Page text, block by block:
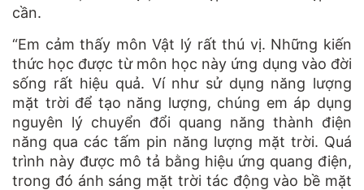
cần.
“Em cảm thấy môn Vật lý rất thú vị. Những kiến
thức học được từ môn học này ứng dụng vào đời
sống rất hiệu quả. Ví như sử dụng năng lượng
mặt trời để tạo năng lượng, chúng em áp dụng
nguyên lý chuyển đổi quang năng thành điện
năng qua các tấm pin năng lượng mặt trời. Quá
trình này được mô tả bằng hiệu ứng quang điện,
trong đó ánh sáng mặt trời tác động vào bề mặt